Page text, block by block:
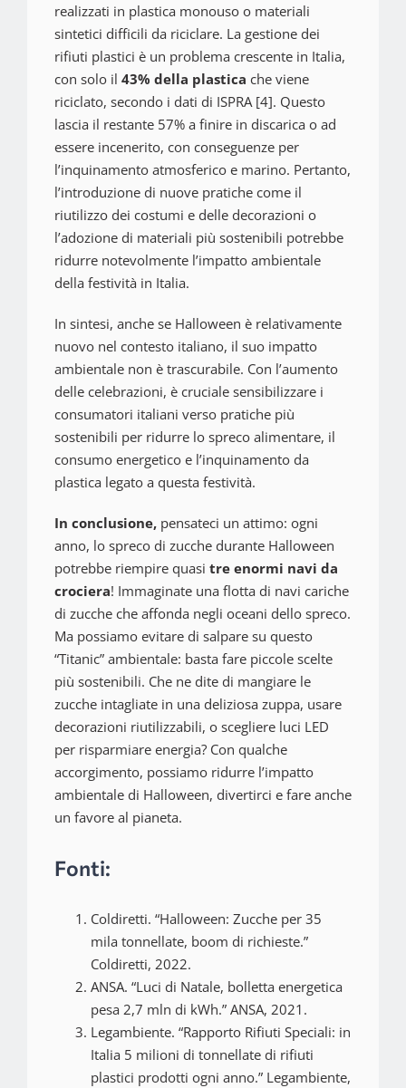
realizzati in plastica monouso o materiali
sintetici difficili da riciclare. La gestione dei
rifiuti plastici è un problema crescente in Italia,
con solo il 43% della plastica che viene
riciclato, secondo i dati di ISPRA [4]. Questo
lascia il restante 57% a finire in discarica o ad
essere incenerito, con conseguenze per
l’inquinamento atmosferico e marino. Pertanto,
l’introduzione di nuove pratiche come il
riutilizzo dei costumi e delle decorazioni o
l’adozione di materiali più sostenibili potrebbe
ridurre notevolmente l’impatto ambientale
della festività in Italia.
In sintesi, anche se Halloween è relativamente
nuovo nel contesto italiano, il suo impatto
ambientale non è trascurabile. Con l’aumento
delle celebrazioni, è cruciale sensibilizzare i
consumatori italiani verso pratiche più
sostenibili per ridurre lo spreco alimentare, il
consumo energetico e l’inquinamento da
plastica legato a questa festività.
In conclusione, pensateci un attimo: ogni
anno, lo spreco di zucche durante Halloween
potrebbe riempire quasi tre enormi navi da
crociera! Immaginate una flotta di navi cariche
di zucche che affonda negli oceani dello spreco.
Ma possiamo evitare di salpare su questo
“Titanic” ambientale: basta fare piccole scelte
più sostenibili. Che ne dite di mangiare le
zucche intagliate in una deliziosa zuppa, usare
decorazioni riutilizzabili, o scegliere luci LED
per risparmiare energia? Con qualche
accorgimento, possiamo ridurre l’impatto
ambientale di Halloween, divertirci e fare anche
un favore al pianeta.
Fonti:
Coldiretti. “Halloween: Zucche per 35
mila tonnellate, boom di richieste.”
Coldiretti, 2022.
ANSA. “Luci di Natale, bolletta energetica
pesa 2,7 mln di kWh.” ANSA, 2021.
Legambiente. “Rapporto Rifiuti Speciali: in
Italia 5 milioni di tonnellate di rifiuti
plastici prodotti ogni anno.” Legambiente,